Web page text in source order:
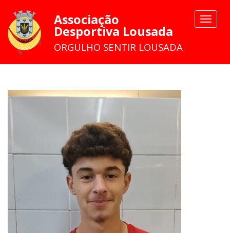
Toggle
Associação
Desportiva Lousada
ORGULHO SENTIR LOUSADA